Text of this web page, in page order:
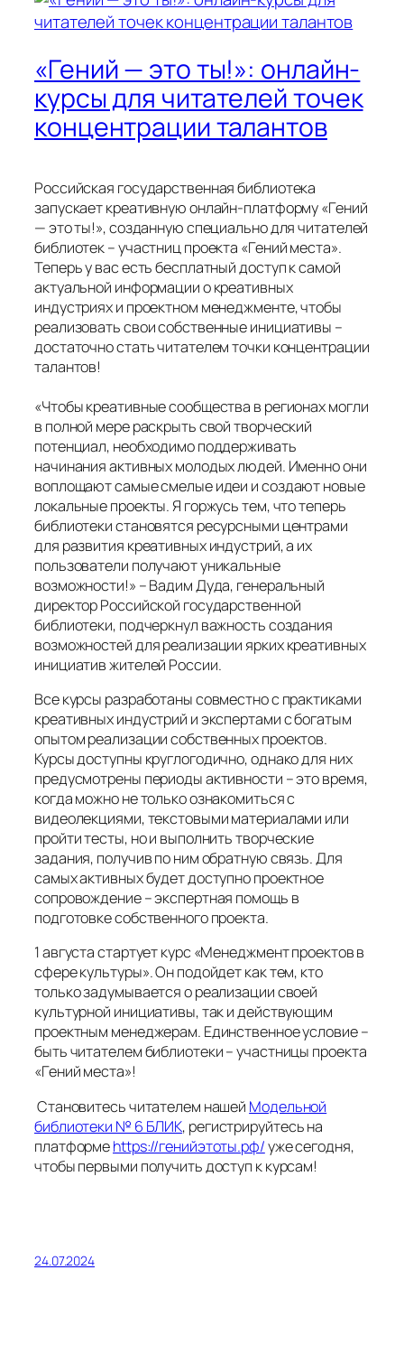
«Гений — это ты!»: онлайн-
курсы для читателей точек
концентрации талантов
Российская государственная библиотека
запускает креативную онлайн-платформу «Гений
— это ты!», созданную специально для читателей
библиотек – участниц проекта «Гений места».
Теперь у вас есть бесплатный доступ к самой
актуальной информации о креативных
индустриях и проектном менеджменте, чтобы
реализовать свои собственные инициативы –
достаточно стать читателем точки концентрации
талантов!
«Чтобы креативные сообщества в регионах могли
в полной мере раскрыть свой творческий
потенциал, необходимо поддерживать
начинания активных молодых людей. Именно они
воплощают самые смелые идеи и создают новые
локальные проекты. Я горжусь тем, что теперь
библиотеки становятся ресурсными центрами
для развития креативных индустрий, а их
пользователи получают уникальные
возможности!» – Вадим Дуда, генеральный
директор Российской государственной
библиотеки, подчеркнул важность создания
возможностей для реализации ярких креативных
инициатив жителей России.
Все курсы разработаны совместно с практиками
креативных индустрий и экспертами с богатым
опытом реализации собственных проектов.
Курсы доступны круглогодично, однако для них
предусмотрены периоды активности – это время,
когда можно не только ознакомиться с
видеолекциями, текстовыми материалами или
пройти тесты, но и выполнить творческие
задания, получив по ним обратную связь. Для
самых активных будет доступно проектное
сопровождение – экспертная помощь в
подготовке собственного проекта.
1 августа стартует курс «Менеджмент проектов в
сфере культуры». Он подойдет как тем, кто
только задумывается о реализации своей
культурной инициативы, так и действующим
проектным менеджерам. Единственное условие –
быть читателем библиотеки – участницы проекта
«Гений места»!
Становитесь читателем нашей Модельной
библиотеки № 6 БЛИК, регистрируйтесь на
платформеhttps://генийэтоты.рф/уже сегодня,
чтобы первыми получить доступ к курсам!
24.07.2024